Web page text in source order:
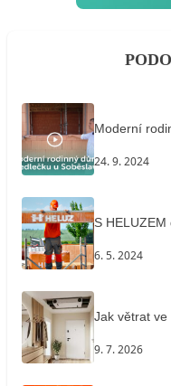
Moderní
24. 9. 2024
S
6. 5. 2024
Jak větrat
9. 7. 2026